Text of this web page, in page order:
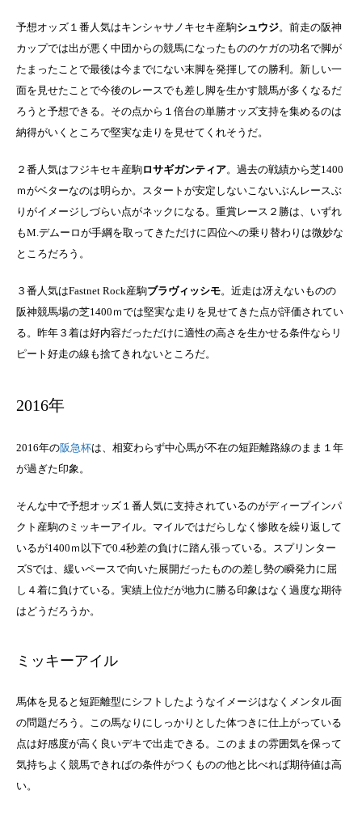
予想オッズ１番人気はキンシャサノキセキ産駒シュウジ。前走の阪神
カップでは出が悪く中団からの競馬になったもののケガの功名で脚が
たまったことで最後は今までにない末脚を発揮しての勝利。新しい一
面を見せたことで今後のレースでも差し脚を生かす競馬が多くなるだ
ろうと予想できる。その点から１倍台の単勝オッズ支持を集めるのは
納得がいくところで堅実な走りを見せてくれそうだ。
２番人気はフジキセキ産駒ロサギガンティア。過去の戦績から芝1400
ｍがベターなのは明らか。スタートが安定しないこないぶんレースぶ
りがイメージしづらい点がネックになる。重賞レース２勝は、いずれ
もM.デムーロが手綱を取ってきただけに四位への乗り替わりは微妙な
ところだろう。
３番人気はFastnet Rock産駒ブラヴィッシモ。近走は冴えないものの
阪神競馬場の芝1400ｍでは堅実な走りを見せてきた点が評価されてい
る。昨年３着は好内容だっただけに適性の高さを生かせる条件ならリ
ピート好走の線も捨てきれないところだ。
2016年
2016年の阪急杯は、相変わらず中心馬が不在の短距離路線のまま１年
が過ぎた印象。
そんな中で予想オッズ１番人気に支持されているのがディープインパ
クト産駒のミッキーアイル。マイルではだらしなく惨敗を繰り返して
いるが1400ｍ以下で0.4秒差の負けに踏ん張っている。スプリンター
ズSでは、緩いペースで向いた展開だったものの差し勢の瞬発力に屈
し４着に負けている。実績上位だが地力に勝る印象はなく過度な期待
はどうだろうか。
ミッキーアイル
馬体を見ると短距離型にシフトしたようなイメージはなくメンタル面
の問題だろう。この馬なりにしっかりとした体つきに仕上がっている
点は好感度が高く良いデキで出走できる。このままの雰囲気を保って
気持ちよく競馬できればの条件がつくものの他と比べれば期待値は高
い。